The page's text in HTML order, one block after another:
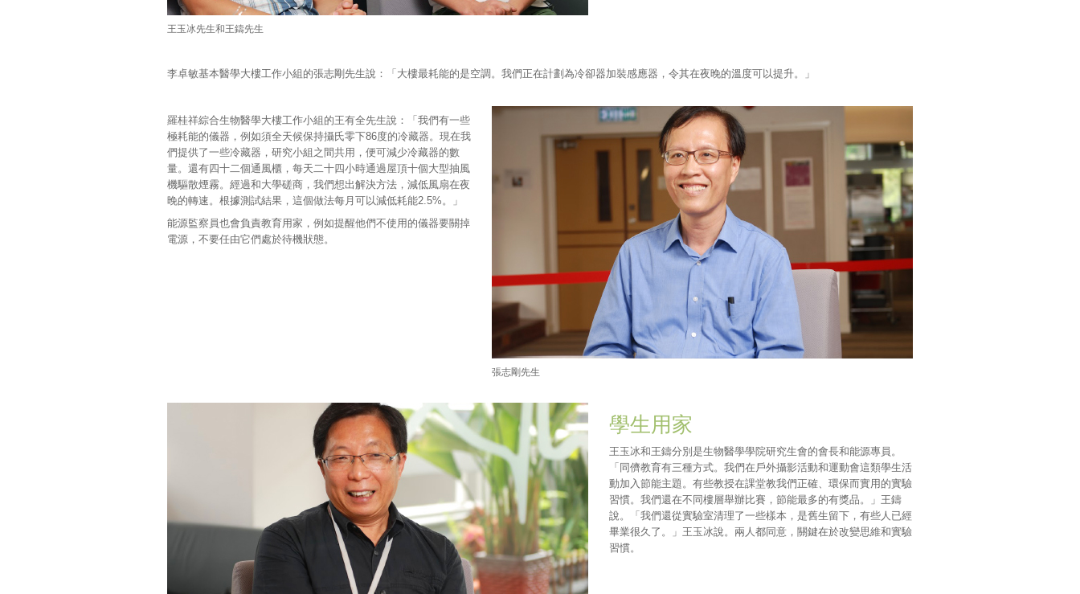
王玉冰先生和王鑄先生
李卓敏基本醫學大樓工作小組的張志剛先生說：「大樓最耗能的是空調。我們正在計劃為冷卻器加裝感應器，令其在夜晚的溫度可以提升。」
羅桂祥綜合生物醫學大樓工作小組的王有全先生說：「我們有一些
極耗能的儀器，例如須全天候保持攝氏零下86度的冷藏器。現在我
們提供了一些冷藏器，研究小組之間共用，便可減少冷藏器的數
量。還有四十二個通風櫃，每天二十四小時通過屋頂十個大型抽風
機驅散煙霧。經過和大學磋商，我們想出解決方法，減低風扇在夜
晚的轉速。根據測試結果，這個做法每月可以減低耗能2.5%。」
能源監察員也會負責教育用家，例如提醒他們不使用的儀器要關掉
電源，不要任由它們處於待機狀態。
張志剛先生
學生用家
王玉冰和王鑄分別是生物醫學學院研究生會的會長和能源專員。
「同儕教育有三種方式。我們在戶外攝影活動和運動會這類學生活
動加入節能主題。有些教授在課堂教我們正確、環保而實用的實驗
習慣。我們還在不同樓層舉辦比賽，節能最多的有獎品。」王鑄
說。「我們還從實驗室清理了一些樣本，是舊生留下，有些人已經
畢業很久了。」王玉冰說。兩人都同意，關鍵在於改變思維和實驗
習慣。